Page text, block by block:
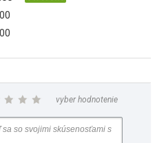
vyber hodnotenie